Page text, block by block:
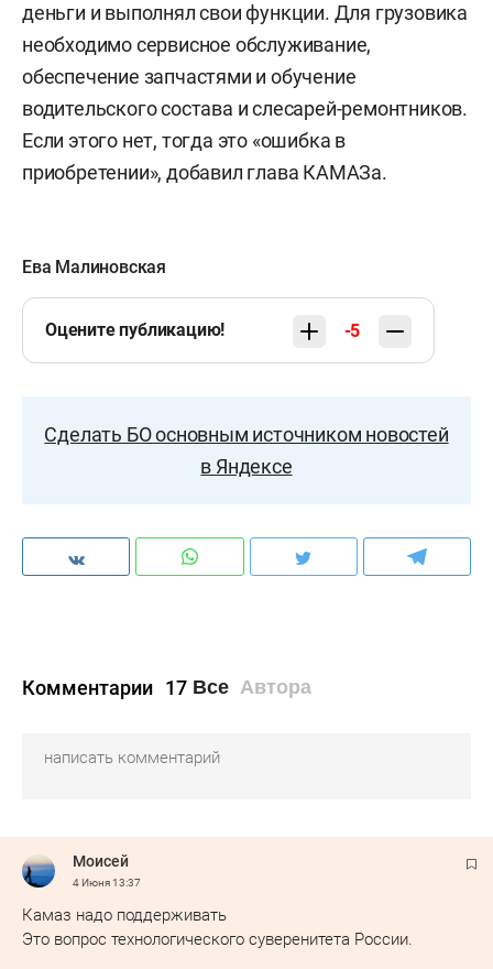
деньги и выполнял свои функции. Для грузовика
необходимо сервисное обслуживание,
обеспечение запчастями и обучение
водительского состава и слесарей-ремонтников.
Если этого нет, тогда это «ошибка в
приобретении», добавил глава КАМАЗа.
Ева Малиновская
Оцените публикацию! -5
Сделать БО основным источником новостей
в Яндексе
Комментарии 17 Все Автора
Moисeй
4 Июня13:37
Камаз надо поддерживать
Это вопрос технологического суверенитета России.